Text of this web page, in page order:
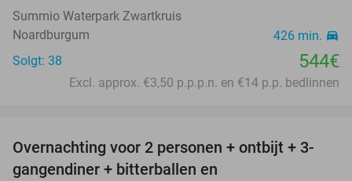
Summio Waterpark Zwartkruis
Noardburgum
426 min. directions_car
Solgt: 38 544€
Excl. approx. €3,50 p.p.p.n. en €14 p.p. bedlinnen
31%
Overnachting voor 2 personen + ontbijt + 3-
gangendiner + bitterballen en